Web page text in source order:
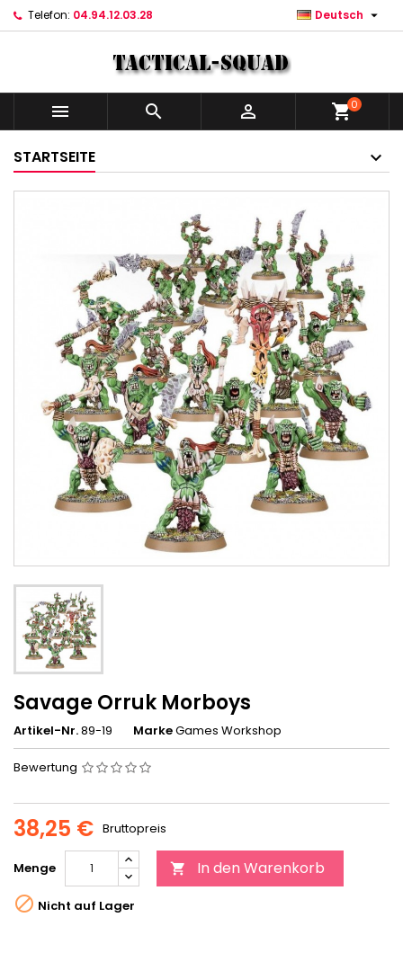
Telefon: 04.94.12.03.28 Deutsch 
   shopping_cart0
STARTSEITE
Savage Orruk Morboys
Artikel-Nr.89-19 MarkeGames Workshop
Bewertung
38,25 € Bruttopreis
Menge  In den Warenkorb
 Nicht auf Lager